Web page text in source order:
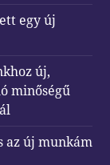
egy új
új,
minőségű
az új munkám